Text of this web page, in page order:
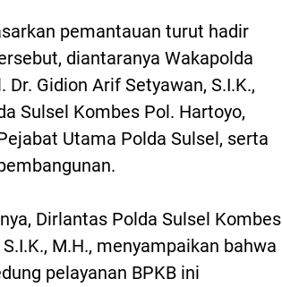
pemantauan turut hadir
diantaranya Wakapolda
Dr. Gidion Arif Setyawan, S.I.K.,
Sulsel Kombes Pol. Hartoyo,
Utama Polda Sulsel, serta
Dirlantas Polda Sulsel Kombes
M.H., menyampaikan bahwa
pelayanan BPKB ini